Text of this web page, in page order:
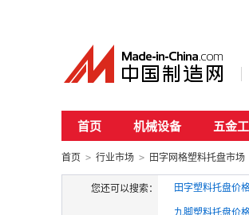
首页 机械设备 五金
首页 > 行业市场 > 田字网格塑料托盘市场
您还可以搜索： 田字塑料托盘价
九脚塑料托盘价